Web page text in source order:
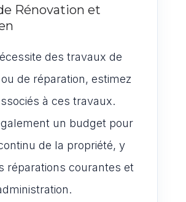
Rénovation et
des travaux de
de réparation, estimez
à ces travaux.
un budget pour
de la propriété, y
réparations courantes et